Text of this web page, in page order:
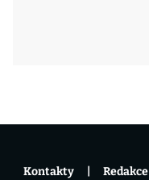
Kontakty Redakce